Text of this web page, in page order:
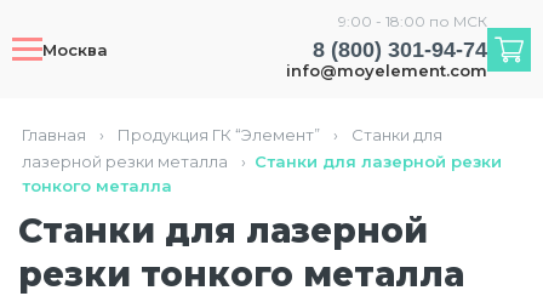
Москва
9:00 - 18:00 по МСК
8 (800) 301-94-74
info@moyelement.com
Главная › Продукция ГК “Элемент” ›
Станки для
лазерной резки металла
› Станки для лазерной резки
тонкого металла
Станки для лазерной
резки тонкого металла